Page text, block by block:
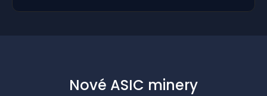
Nové ASIC minery